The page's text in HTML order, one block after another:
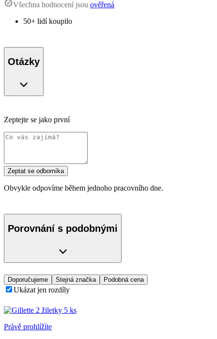
Všechna hodnocení jsou ověřená
50+ lidí koupilo
Otázky
Zeptejte se jako první
Zeptat se odborníka
Obvykle odpovíme během jednoho pracovního dne.
Porovnání s podobnými
Doporučujeme Stejná značka Podobná cena
Ukázat jen rozdíly
Právě prohlížíte